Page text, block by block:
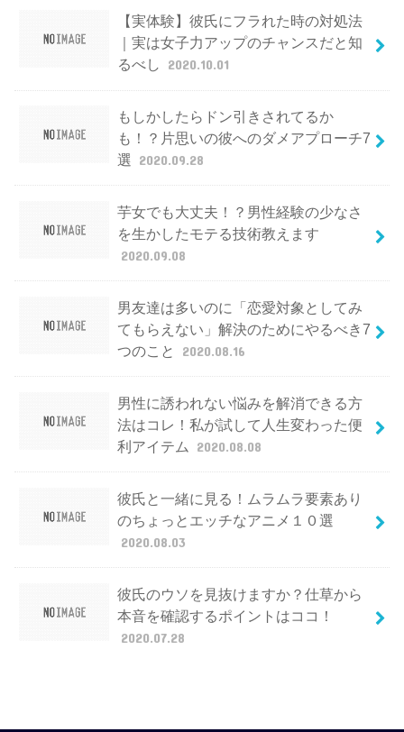
【実体験】彼氏にフラれた時の対処法
｜実は女子力アップのチャンスだと知
るべし
2020.10.01
もしかしたらドン引きされてるか
も！？片思いの彼へのダメアプローチ7
選 2020.09.28
芋女でも大丈夫！？男性経験の少なさ
を生かしたモテる技術教えます
2020.09.08
男友達は多いのに「恋愛対象としてみ
てもらえない」解決のためにやるべき7
つのこと
2020.08.16
男性に誘われない悩みを解消できる方
法はコレ！私が試して人生変わった便
利アイテム
2020.08.08
彼氏と一緒に見る！ムラムラ要素あり
のちょっとエッチなアニメ１０選
2020.08.03
彼氏のウソを見抜けますか？仕草から
本音を確認するポイントはココ！
2020.07.28